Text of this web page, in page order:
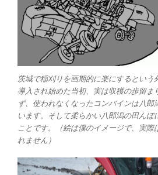
茨城で稲刈りを画期的に楽にするという
導入され始めた当初、実は収穫の歩留ま
ず、使われなくなったコンバインは八郎
います。そして柔らかい八郎潟の田んぼ
ことです。（絵は僕のイメージで、実際
れません）